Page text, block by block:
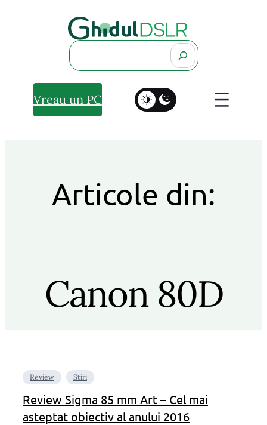
Search
Vreau un PC
Articole din:
Canon 80D
Review Stiri
Review Sigma 85 mm Art – Cel mai
asteptat obiectiv al anului 2016